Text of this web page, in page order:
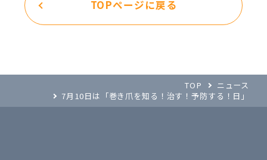
TOP
ニュース
7月10日は「巻き爪を知る！治す！予防する！日」
TOPページに戻る